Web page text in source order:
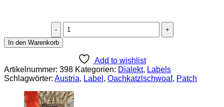
Leder
Label
Menge
In den Warenkorb
Add to wishlist
Artikelnummer: 398 Kategorien: Dialekt, Labels
Schlagwörter: Austria, Label , Oachkatzlschwoaf, Patch